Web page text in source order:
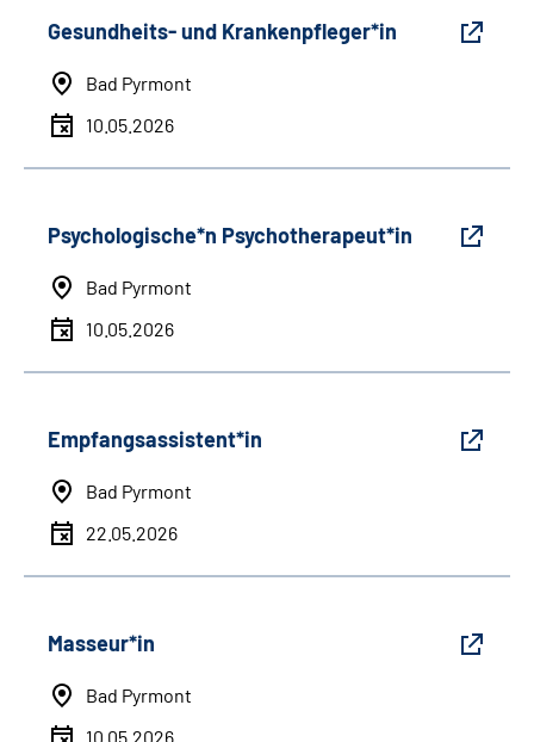
Gesundheits- und Krankenpfleger*in
Bad Pyrmont
10.05.2026
Psychologische*n Psychotherapeut*in
Bad Pyrmont
10.05.2026
Empfangsassistent*in
Bad Pyrmont
22.05.2026
Masseur*in
Bad Pyrmont
10.05.2026